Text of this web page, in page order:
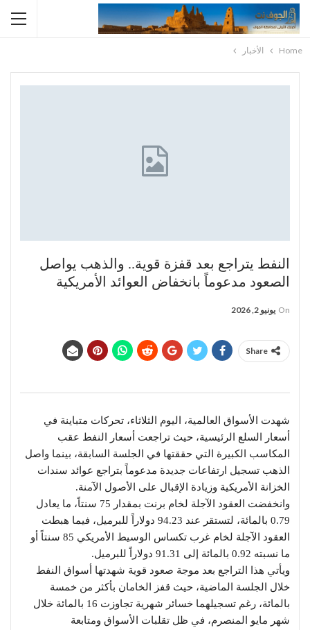
Home الأخبار
النفط يتراجع بعد قفزة قوية.. والذهب يواصل
الصعود مدعوماً بانخفاض العوائد الأمريكية
On يونيو 2, 2026
Share
شهدت الأسواق العالمية، اليوم الثلاثاء، تحركات متباينة في
أسعار السلع الرئيسية، حيث تراجعت أسعار النفط عقب
المكاسب الكبيرة التي حققتها في الجلسة السابقة، بينما واصل
الذهب تسجيل ارتفاعات جديدة مدعوماً بتراجع عوائد سندات
الخزانة الأمريكية وزيادة الإقبال على الأصول الآمنة.
وانخفضت العقود الآجلة لخام برنت بمقدار 75 سنتاً، ما يعادل
0.79 بالمائة، لتستقر عند 94.23 دولاراً للبرميل، فيما هبطت
العقود الآجلة لخام غرب تكساس الوسيط الأمريكي 85 سنتاً أو
ما نسبته 0.92 بالمائة إلى 91.31 دولاراً للبرميل.
ويأتي هذا التراجع بعد موجة صعود قوية شهدتها أسواق النفط
خلال الجلسة الماضية، حيث قفز الخامان بأكثر من خمسة
بالمائة، رغم تسجيلهما خسائر شهرية تجاوزت 16 بالمائة خلال
شهر مايو المنصرم، في ظل تقلبات الأسواق ومتابعة